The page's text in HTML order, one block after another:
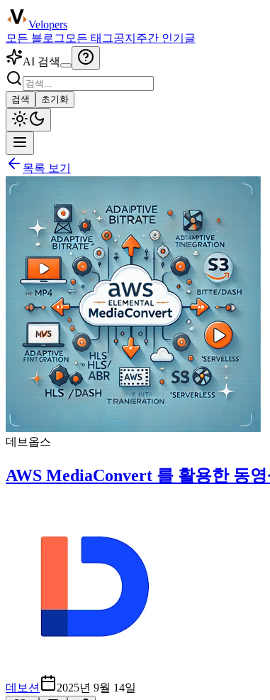
Velopers
모든 블로그 모든 태그공지 주간 인기글
AI 검색
검색 초기화
목록 보기
데브옵스
AWS MediaConvert 를 활용한 동
데보션 2025년 9월 14일